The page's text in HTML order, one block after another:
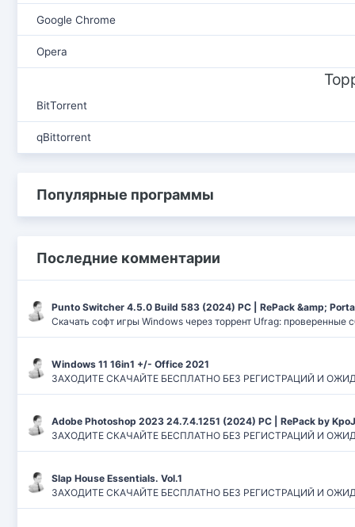
Google Chrome
Opera
BitTorrent
qBittorrent
Популярные программы
Последние комментарии
Punto Switcher 4.5.0 Build 583 (2024) РС | RePack &amp;
Скачать софт игры Windows через торрент Ufrag: проверенные
Windows 11 16in1 +/- Office 2021
ЗАХОДИТЕ СКАЧАЙТЕ БЕСПЛАТНО БЕЗ РЕГИСТРАЦИЙ И
Adobe Photoshop 2023 24.7.4.1251 (2024) PC | RePack by
ЗАХОДИТЕ СКАЧАЙТЕ БЕСПЛАТНО БЕЗ РЕГИСТРАЦИЙ И
Slap House Essentials. Vol.1
ЗАХОДИТЕ СКАЧАЙТЕ БЕСПЛАТНО БЕЗ РЕГИСТРАЦИЙ И